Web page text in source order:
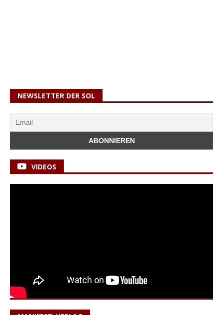
NEWSLETTER DER SOL
VIDEOS